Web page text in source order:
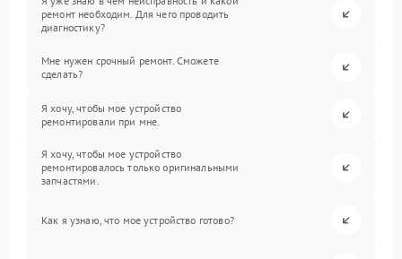
ремонт необходим. Для чего проводить
диагностику?
Мне нужен срочный ремонт. Сможете
сделать?
Я хочу, чтобы мое устройство
ремонтировали при мне.
Я хочу, чтобы мое устройство
ремонтировалось только оригинальными
запчастями.
Как я узнаю, что мое устройство готово?